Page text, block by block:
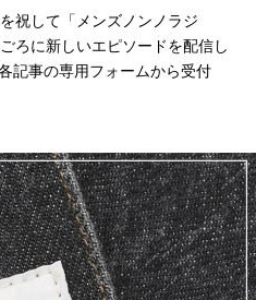
祝して「メンズノンノラジ
ろに新しいエピソードを配信し
記事の専用フォームから受付